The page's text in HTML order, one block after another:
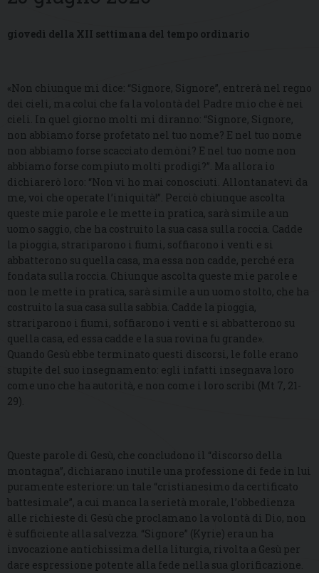
giovedì della XII settimana del tempo ordinario
«Non chiunque mi dice: “Signore, Signore”, entrerà nel regno
dei cieli, ma colui che fa la volontà del Padre mio che è nei
cieli. In quel giorno molti mi diranno: “Signore, Signore,
non abbiamo forse profetato nel tuo nome? E nel tuo nome
non abbiamo forse scacciato demòni? E nel tuo nome non
abbiamo forse compiuto molti prodigi?”. Ma allora io
dichiarerò loro: “Non vi ho mai conosciuti. Allontanatevi da
me, voi che operate l’iniquità!”. Perciò chiunque ascolta
queste mie parole e le mette in pratica, sarà simile a un
uomo saggio, che ha costruito la sua casa sulla roccia. Cadde
la pioggia, strariparono i fiumi, soffiarono i venti e si
abbatterono su quella casa, ma essa non cadde, perché era
fondata sulla roccia. Chiunque ascolta queste mie parole e
non le mette in pratica, sarà simile a un uomo stolto, che ha
costruito la sua casa sulla sabbia. Cadde la pioggia,
strariparono i fiumi, soffiarono i venti e si abbatterono su
quella casa, ed essa cadde e la sua rovina fu grande».
Quando Gesù ebbe terminato questi discorsi, le folle erano
stupite del suo insegnamento: egli infatti insegnava loro
come uno che ha autorità, e non come i loro scribi (Mt 7, 21-
29).
Queste parole di Gesù, che concludono il “discorso della
montagna”, dichiarano inutile una professione di fede in lui
puramente esteriore: un tale “cristianesimo da certificato
battesimale”, a cui manca la serietà morale, l’obbedienza
alle richieste di Gesù che proclamano la volontà di Dio, non
è sufficiente alla salvezza. “Signore” (Kyrie) era un ha
invocazione antichissima della liturgia, rivolta a Gesù per
dare espressione potente alla fede nella sua glorificazione.